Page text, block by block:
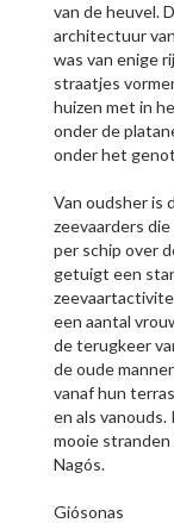
van de heuvel.
architectuur
was van enige
straatjes
huizen met in
onder de
onder het
Van oudsher is
zeevaarders
per schip over
getuigt een
een aantal
de terugkeer
de oude
vanaf hun
en als vanouds.
mooie
Nagós.
Giósonas